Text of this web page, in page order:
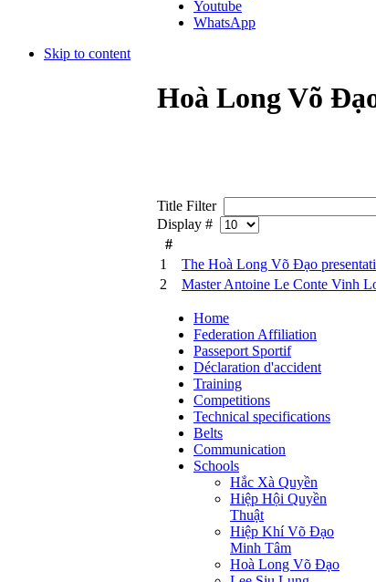
Youtube
WhatsApp
Skip to content
Hoà Long Võ
Title Filter
Display #
#
1
The Hoà Long Võ Đạo
2
Master Antoine Le Conte Vinh
Home
Federation Affiliation
Passeport Sportif
Déclaration d'accident
Training
Competitions
Technical specifications
Belts
Communication
Schools
Hắc Xà Quyền
Hiệp Hội Quyền
Thuật
Hiệp Khí Võ Đạo
Minh Tâm
Hoà Long Võ Đạo